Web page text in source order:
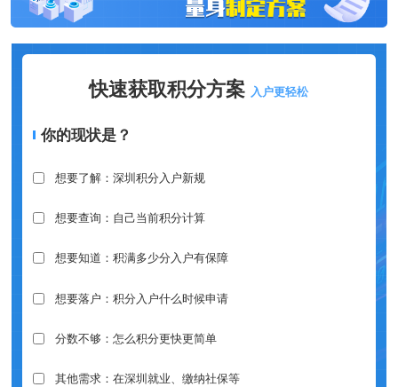
快速获取积分方案 入户更轻松
你的现状是？
想要了解：深圳积分入户新规
想要查询：自己当前积分计算
想要知道：积满多少分入户有保障
想要落户：积分入户什么时候申请
分数不够：怎么积分更快更简单
其他需求：在深圳就业、缴纳社保等